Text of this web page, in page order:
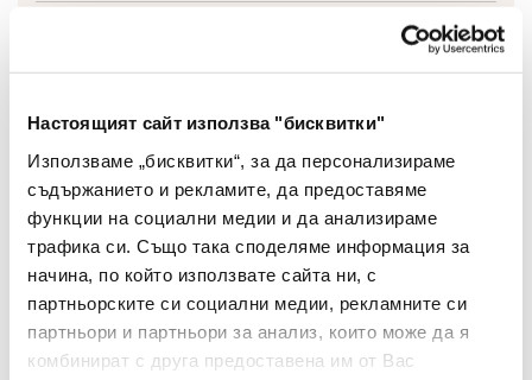
Настоящият сайт използва "бисквитки"
Използваме „бисквитки“, за да персонализираме
съдържанието и рекламите, да предоставяме
функции на социални медии и да анализираме
трафика си. Също така споделяме информация за
начина, по който използвате сайта ни, с
партньорските си социални медии, рекламните си
партньори и партньори за анализ, които може да я
комбинират с друга предоставена им от Вас
Вид
Цвят Опушен
Материал Пластмаса
Брой В Опаковка 1
Размери(мм) 230x335x75